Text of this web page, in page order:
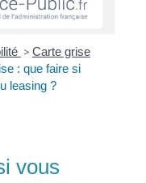
> Carte grise
: que faire si
leasing ?
vous